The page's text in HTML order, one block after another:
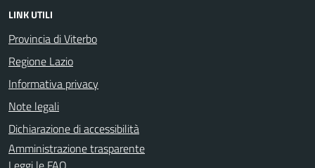
LINK UTILI
Provincia di Viterbo
Regione Lazio
Informativa privacy
Note legali
Dichiarazione di accessibilità
Amministrazione trasparente